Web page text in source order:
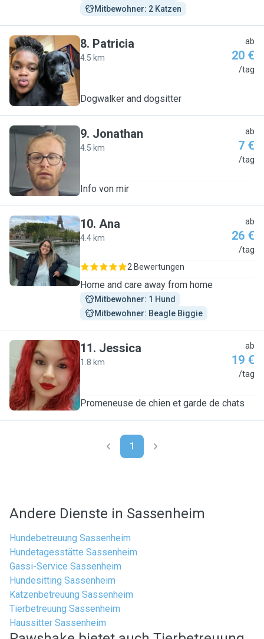
Mitbewohner: 2 Katzen
P
8. Patricia
4.5 km
ab
20 €
/tag
Dogwalker and dogsitter
J
9. Jonathan
4.5 km
ab
7 €
/tag
Info von mir
A
10. Ana
4.4 km
ab
26 €
/tag
2 Bewertungen
Home and care away from home
Mitbewohner: 1 Hund
Mitbewohner: Beagle Biggie
J
11. Jessica
1.8 km
ab
19 €
/tag
Promeneuse de chien et garde de chats
1
Andere Dienste in Sassenheim
Hundebetreuung Sassenheim
Hundetagesstätte Sassenheim
Gassi-Service Sassenheim
Hundesitting Sassenheim
Katzenbetreuung Sassenheim
Tierbetreuung Sassenheim
Haussitter Sassenheim